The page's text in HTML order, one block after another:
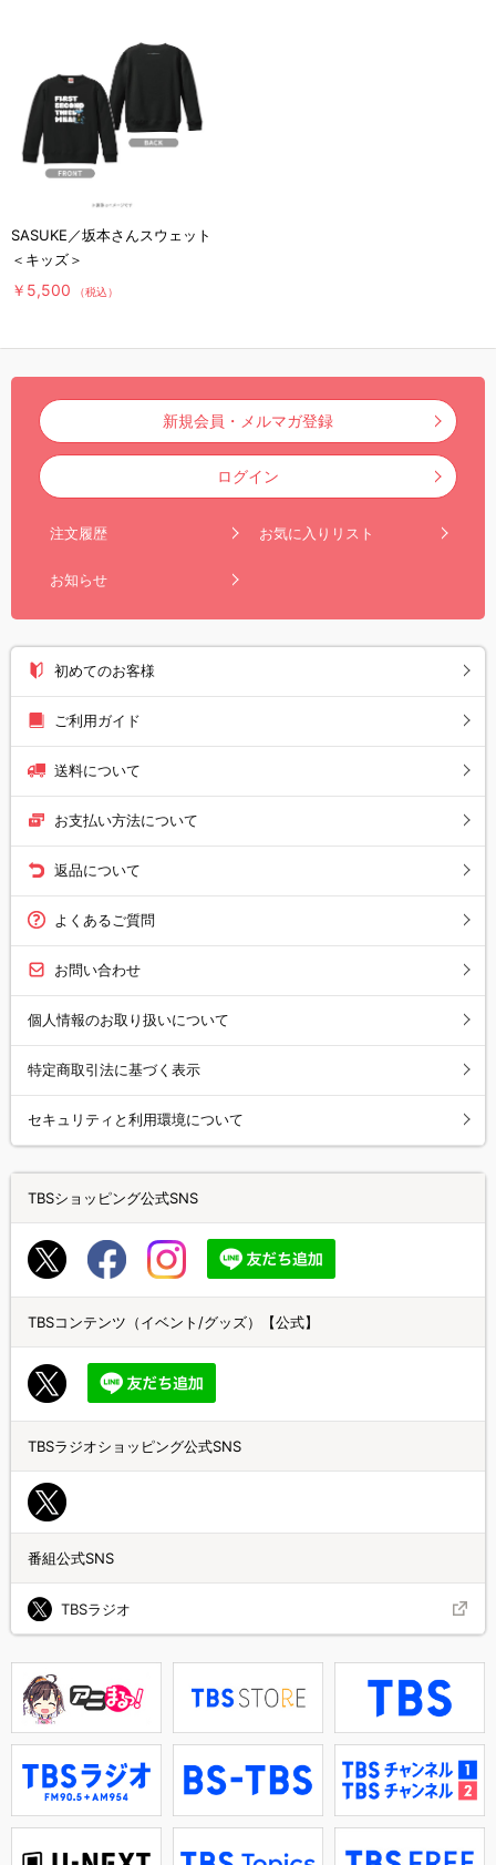
SASUKE／坂本さんスウェット
＜キッズ＞
￥5,500 （税込）
新規会員・メルマガ登録
ログイン
注文履歴 お気に入りリスト
お知らせ
初めてのお客様
ご利用ガイド
送料について
お支払い方法について
返品について
よくあるご質問
お問い合わせ
個人情報のお取り扱いについて
特定商取引法に基づく表示
セキュリティと利用環境について
TBSショッピング公式SNS
TBSコンテンツ（イベント/グッズ）【公式】
TBSラジオショッピング公式SNS
番組公式SNS
TBSラジオ